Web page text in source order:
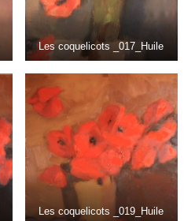
Les coquelicots _017_Huile
Les coquelicots _019_Huile